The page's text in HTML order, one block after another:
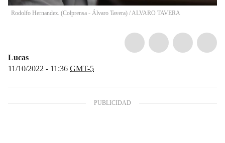
Rodolfo Hernandez. (Colprensa - Álvaro Tavera) /ALVARO TAVERA
Lucas
11/10/2022 - 11:36 GMT-5